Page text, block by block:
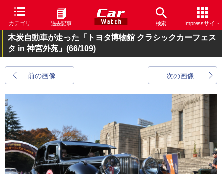
カテゴリ 過去記事 検索 Impressサイト
木炭自動車が走った「トヨタ博物館 クラシックカーフェス
タ in 神宮外苑」 (66/109)
前の画像 次の画像